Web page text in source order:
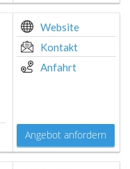
Website
Kontakt
Anfahrt
Angebot anfordern